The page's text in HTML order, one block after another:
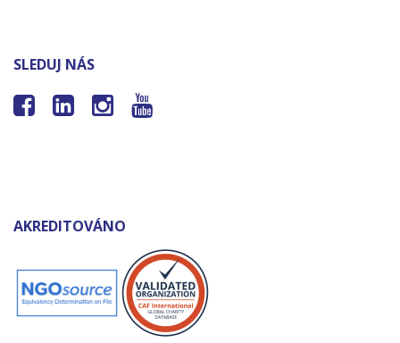
SLEDUJ NÁS
   
AKREDITOVÁNO